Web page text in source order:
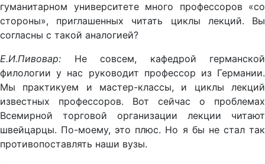
гуманитарном университете много профессоров «со
стороны», приглашенных читать циклы лекций. Вы
согласны с такой аналогией?
Е.И.Пивовар: Не совсем, кафедрой германской
филологии у нас руководит профессор из Германии.
Мы практикуем и мастер-классы, и циклы лекций
известных профессоров. Вот сейчас о проблемах
Всемирной торговой организации лекции читают
швейцарцы. По-моему, это плюс. Но я бы не стал так
противопоставлять наши вузы.